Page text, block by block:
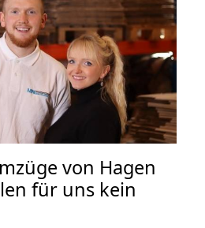
von Hagen
für uns kein